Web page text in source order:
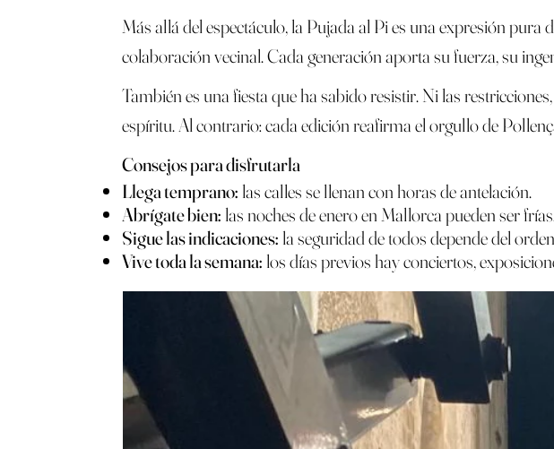
Más allá del espectáculo, la Pujada al Pi es una expresión pura
colaboración vecinal. Cada generación aporta su fuerza, su
También es una fiesta que ha sabido resistir. Ni las
espíritu. Al contrario: cada edición reafirma el orgullo de
Consejos para disfrutarla
Llega temprano: las calles se llenan con horas de antelación.
Abrígate bien: las noches de enero en Mallorca pueden ser
Sigue las indicaciones: la seguridad de todos depende del
Vive toda la semana: los días previos hay conciertos,